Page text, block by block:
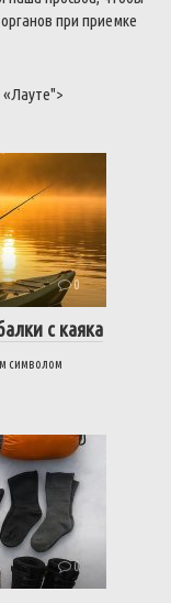
органов при приемке
«Лауте">
0
с каяка
символом
0